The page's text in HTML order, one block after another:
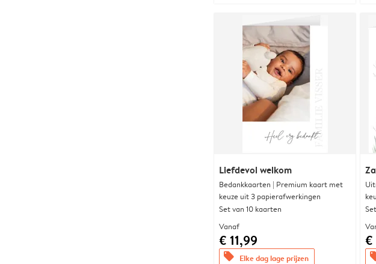
Liefdevol welkom
Bedankkaarten | Premium kaart met
keuze uit 3 papierafwerkingen
Set van 10 kaarten
Vanaf
€ 11,99
offers Elke dag lage prijzen
€